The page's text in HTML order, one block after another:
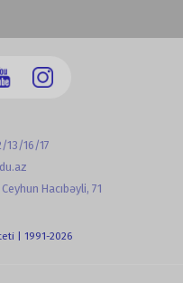
13/16/17
Hacıbəyli, 71
| 1991-2026